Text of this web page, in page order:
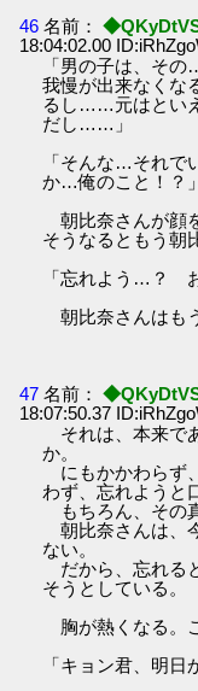
46 名前：
18:04:02.00
「男の子は、そ
我慢が出来なくな
るし……元はとい
だし……」
「そんな…それ
か…俺のこと！？」
朝比奈さんが顔
そうなるともう朝
「忘れよう…？
朝比奈さんはも
47 名前：
18:07:50.37
それは、本来で
か。
にもかかわらず
わず、忘れようと
もちろん、その
朝比奈さんは、
ない。
だから、忘れる
そうとしている。
胸が熱くなる。
「キョン君、明日